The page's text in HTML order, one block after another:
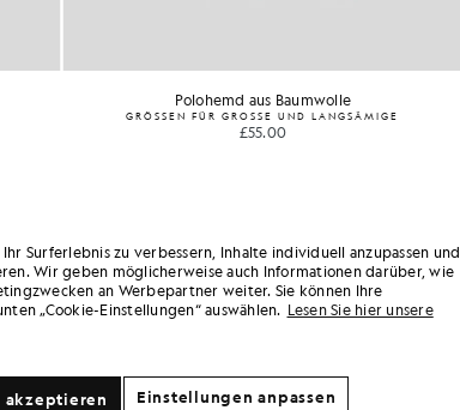
Polohemd aus Baumwolle
GRÖSSEN FÜR GROSSE UND LANGSÄMIGE
£55.00
Surferlebnis zu verbessern, Inhalte individuell anzupassen und
Wir geben möglicherweise auch Informationen darüber, wie
an Werbepartner weiter. Sie können Ihre
„Cookie-Einstellungen“ auswählen. Lesen Sie hier unsere
akzeptieren Einstellungen anpassen